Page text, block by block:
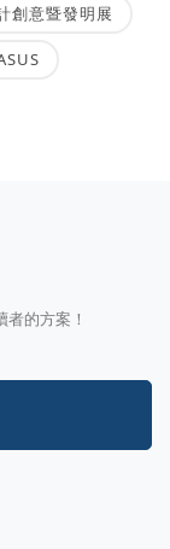
創意暨發明展
的方案！